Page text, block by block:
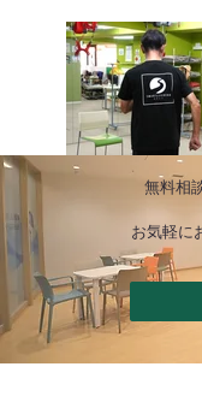
無料相
お気軽に